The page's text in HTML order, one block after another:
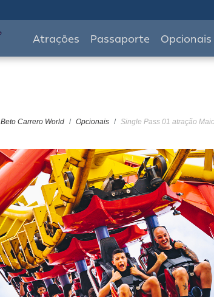
Atrações Passaporte Opcionais
Beto Carrero World Opcionais Single Pass 01 atração